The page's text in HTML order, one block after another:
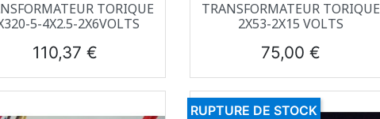
Aperçu rapideTORIQUE
5-4X2.5-2X6VOLTS
Prix
110,37 €
Aperçu rapide
TRANSFORMATEUR TORIQUE
2X53-2X15 VOLTS
Prix
75,00 €
RUPTURE DE STOCK